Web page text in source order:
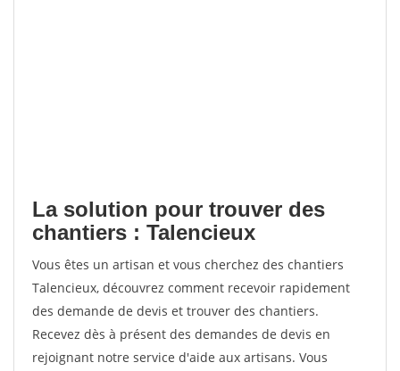
La solution pour trouver des
chantiers : Talencieux
Vous êtes un artisan et vous cherchez des chantiers
Talencieux, découvrez comment recevoir rapidement
des demande de devis et trouver des chantiers.
Recevez dès à présent des demandes de devis en
rejoignant notre service d'aide aux artisans. Vous